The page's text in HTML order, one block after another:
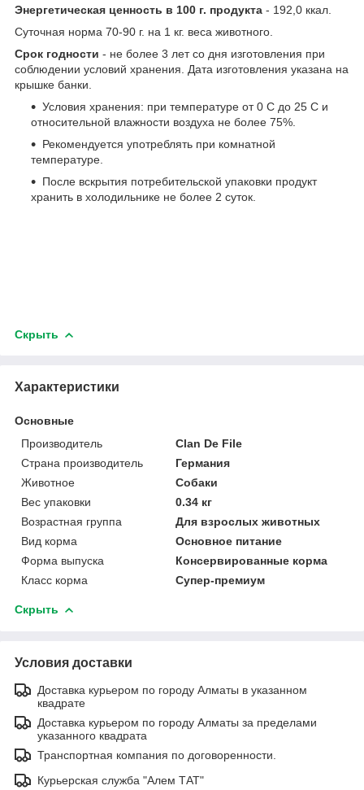
Энергетическая ценность в 100 г. продукта - 192,0 ккал.
Суточная норма 70-90 г. на 1 кг. веса животного.
Срок годности - не более 3 лет со дня изготовления при
соблюдении условий хранения. Дата изготовления указана на
крышке банки.
Условия хранения: при температуре от 0 С до 25 С и
относительной влажности воздуха не более 75%.
Рекомендуется употреблять при комнатной
температуре.
После вскрытия потребительской упаковки продукт
хранить в холодильнике не более 2 суток.
Скрыть
Характеристики
Основные
Производитель
Clan De File
Страна производитель
Германия
Животное
Собаки
Вес упаковки
0.34 кг
Возрастная группа
Для взрослых животных
Вид корма
Основное питание
Форма выпуска
Консервированные корма
Класс корма
Супер-премиум
Скрыть
Условия доставки
Доставка курьером по городу Алматы в указанном
квадрате
Доставка курьером по городу Алматы за пределами
указанного квадрата
Транспортная компания по договоренности.
Курьерская служба "Алем ТАТ"